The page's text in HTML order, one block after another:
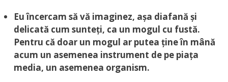
Eu încercam să vă imaginez, așa diafană și
delicată cum sunteți, ca un mogul cu fustă.
Pentru că doar un mogul ar putea ține în mână
acum un asemenea instrument de pe piața
media, un asemenea organism.